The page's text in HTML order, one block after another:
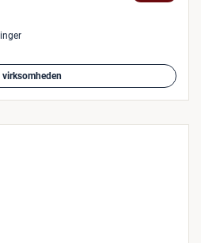
virksomheden